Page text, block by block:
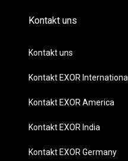
Kontakt uns
Kontakt uns
Kontakt EXOR International
Kontakt EXOR America
Kontakt EXOR India
Kontakt EXOR Germany